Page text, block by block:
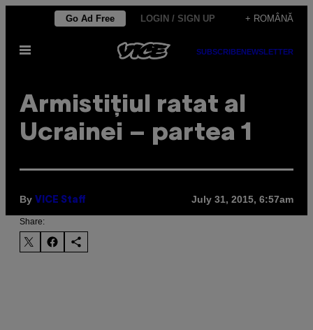
content
Go Ad Free LOGIN / SIGN UP + ROMÂNĂ
Open
SUBSCRIBENEWSLETTER
Armistițiul ratat al
Ucrainei – partea 1
By VICE Staff July 31, 2015, 6:57am
Share: